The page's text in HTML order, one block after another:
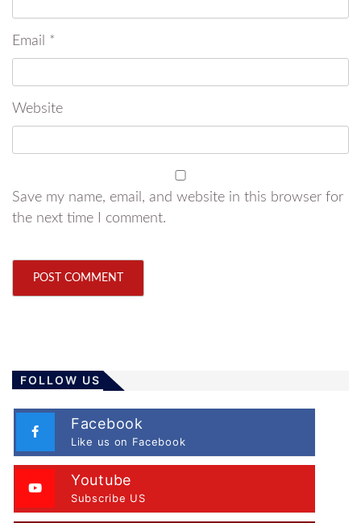
Email *
Website
Save my name, email, and website in this browser for
the next time I comment.
FOLLOW US
Facebook
Like us on Facebook
Youtube
Subscribe US